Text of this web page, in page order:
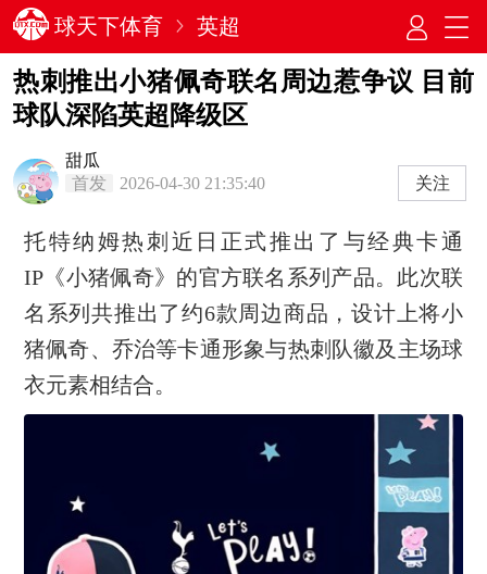
球天下体育 英超
热刺推出小猪佩奇联名周边惹争议 目前
球队深陷英超降级区
甜瓜
首发
2026-04-30 21:35:40 关注
托特纳姆热刺近日正式推出了与经典卡通
IP《小猪佩奇》的官方联名系列产品。此次联
名系列共推出了约6款周边商品，设计上将小
猪佩奇、乔治等卡通形象与热刺队徽及主场球
衣元素相结合。